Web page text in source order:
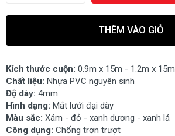
THÊM VÀO GIỎ
Kích thước cuộn: 0.9m x 15m - 1.2m x 15m
Chất liệu: Nhựa PVC nguyên sinh
Độ dày: 4mm
Hình dạng: Mắt lưới đại dày
Màu sắc: Xám - đỏ - xanh dương - xanh lá
Công dụng: Chống trơn trượt